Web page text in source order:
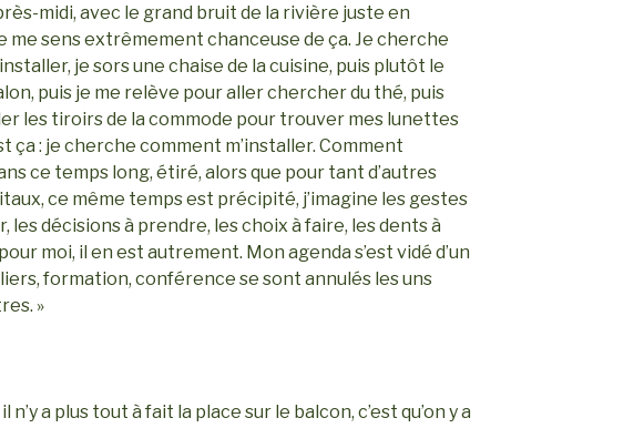
midi, avec le grand bruit de la rivière juste en
me sens extrêmement chanceuse de ça. Je cherche
je sors une chaise de la cuisine, puis plutôt le
puis je me relève pour aller chercher du thé, puis
les tiroirs de la commode pour trouver mes lunettes
ça : je cherche comment m’installer. Comment
ce temps long, étiré, alors que pour tant d’autres
ce même temps est précipité, j’imagine les gestes
les décisions à prendre, les choix à faire, les dents à
moi, il en est autrement. Mon agenda s’est vidé d’un
formation, conférence se sont annulés les uns
»
n’y a plus tout à fait la place sur le balcon, c’est qu’on y a